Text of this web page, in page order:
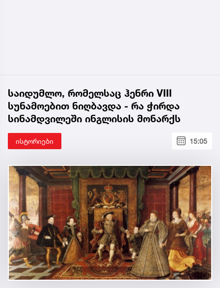
საიდუმლო, რომელსაც ჰენრი VIII
სუნამოებით ნიღბავდა - რა ჭირდა
სინამდვილეში ინგლისის მონარქს
ისტორიები 15:05